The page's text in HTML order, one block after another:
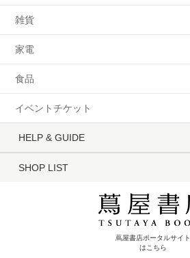
雑貨
家電
食品
イベントチケット
HELP & GUIDE
SHOP LIST
蔦屋書店ポータルサイト
はこちら